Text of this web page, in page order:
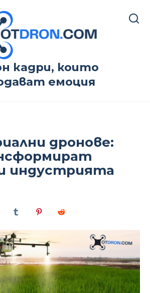
кадри, които
емоция
дронове:
индустрията